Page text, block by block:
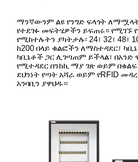
ማንኛውንም ልዩ የንግድ ፍላጎት
የተደገፉ መፍትሄዎችን ይፍጠሩ። የሚገኙ
የሚከተሉትን ያካትታሉ፡ 24፣ 32፣ 48፣
ከ200 በላይ ቁልፎችን ለማስተዳደር፣
ካቢኔቶች ጋር ሊገጣጠም ይችላል፣ በአንድ
የሚተዳደር በንክኪ ማያ ገጽ ወይም
ደህንነት የጣት አሻራ ወይም የRFID
አንባቢን ያዋህዱ።